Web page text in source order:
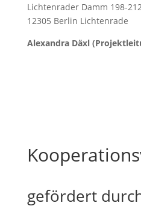
Lichtenrader Damm 198-212
12305 Berlin Lichtenrade
Alexandra Däxl
gefördert